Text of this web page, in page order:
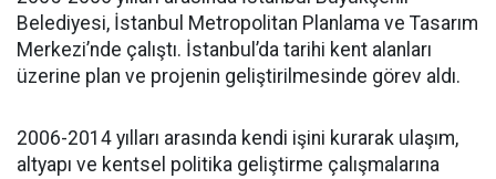
Belediyesi, İstanbul Metropolitan Planlama ve Tasarım
Merkezi’nde çalıştı. İstanbul’da tarihi kent alanları
üzerine plan ve projenin geliştirilmesinde görev aldı.
2006-2014 yılları arasında kendi işini kurarak ulaşım,
altyapı ve kentsel politika geliştirme çalışmalarına